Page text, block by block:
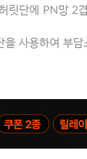
릿단에 PN망 2
사용하여 부담